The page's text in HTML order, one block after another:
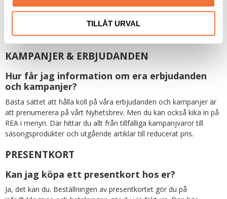
TILLÅT URVAL
värde på samma betalsätt som du använde vid köpet. Eventuell
fraktkostnad krediteras inte. I de fall betalning är gjord via Klarna
sker återbetalningen även via dem.
KAMPANJER & ERBJUDANDEN
Hur får jag information om era erbjudanden
och kampanjer?
Bästa sättet att hålla koll på våra erbjudanden och kampanjer är
att prenumerera på vårt Nyhetsbrev. Men du kan också kika in på
REA i menyn. Där hittar du allt från tillfälliga kampanjvaror till
säsongsprodukter och utgående artiklar till reducerat pris.
PRESENTKORT
Kan jag köpa ett presentkort hos er?
Ja, det kan du. Beställningen av presentkortet gör du på